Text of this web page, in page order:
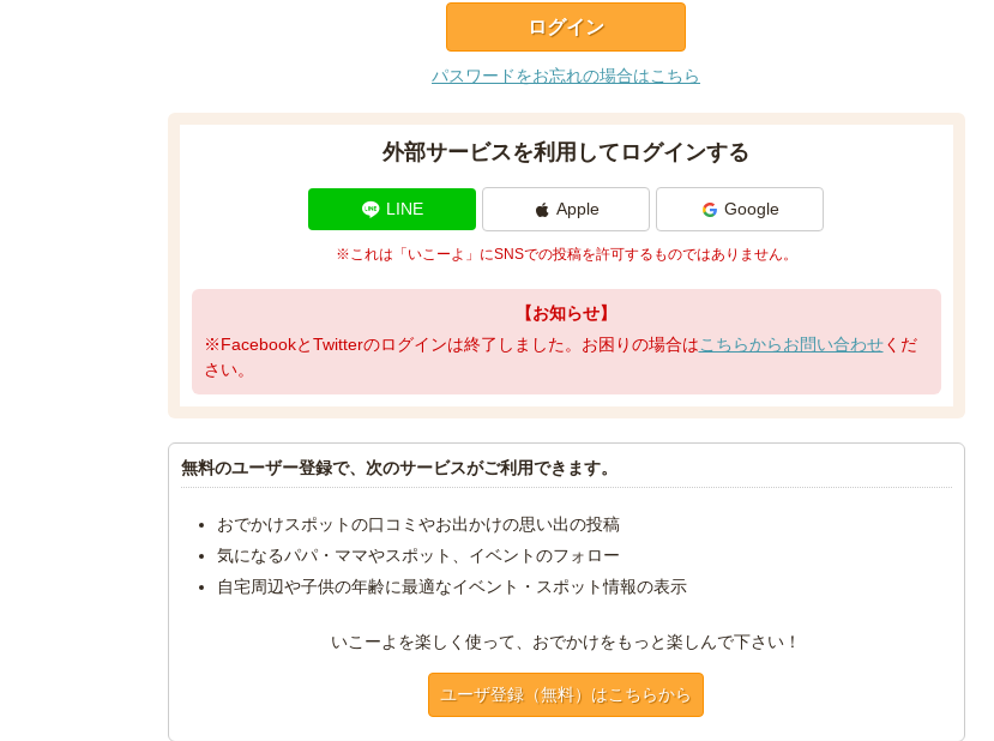
パスワードをお忘れの場合はこちら
外部サービスを利用してログインする
LINE Apple Google
※これは「いこーよ」にSNSでの投稿を許可するものではありません。
【お知らせ】
※FacebookとTwitterのログインは終了しました。お困りの場合はこちらからお問い合わせくだ
さい。
無料のユーザー登録で、次のサービスがご利用できます。
おでかけスポットの口コミやお出かけの思い出の投稿
気になるパパ・ママやスポット、イベントのフォロー
自宅周辺や子供の年齢に最適なイベント・スポット情報の表示
いこーよを楽しく使って、おでかけをもっと楽しんで下さい！
ユーザ登録（無料）はこちらから